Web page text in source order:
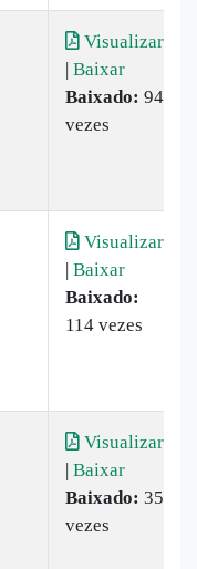
Visualizar
| Baixar
Baixado: 94
vezes
Visualizar
| Baixar
Baixado:
114 vezes
Visualizar
| Baixar
Baixado: 35
vezes